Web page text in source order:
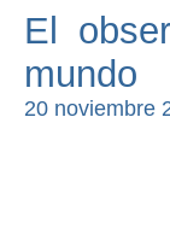
El
mundo
20 noviembre